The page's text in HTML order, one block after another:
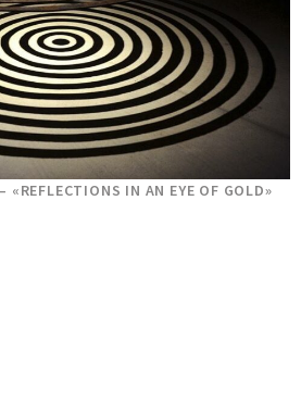
«REFLECTIONS IN AN EYE OF GOLD»